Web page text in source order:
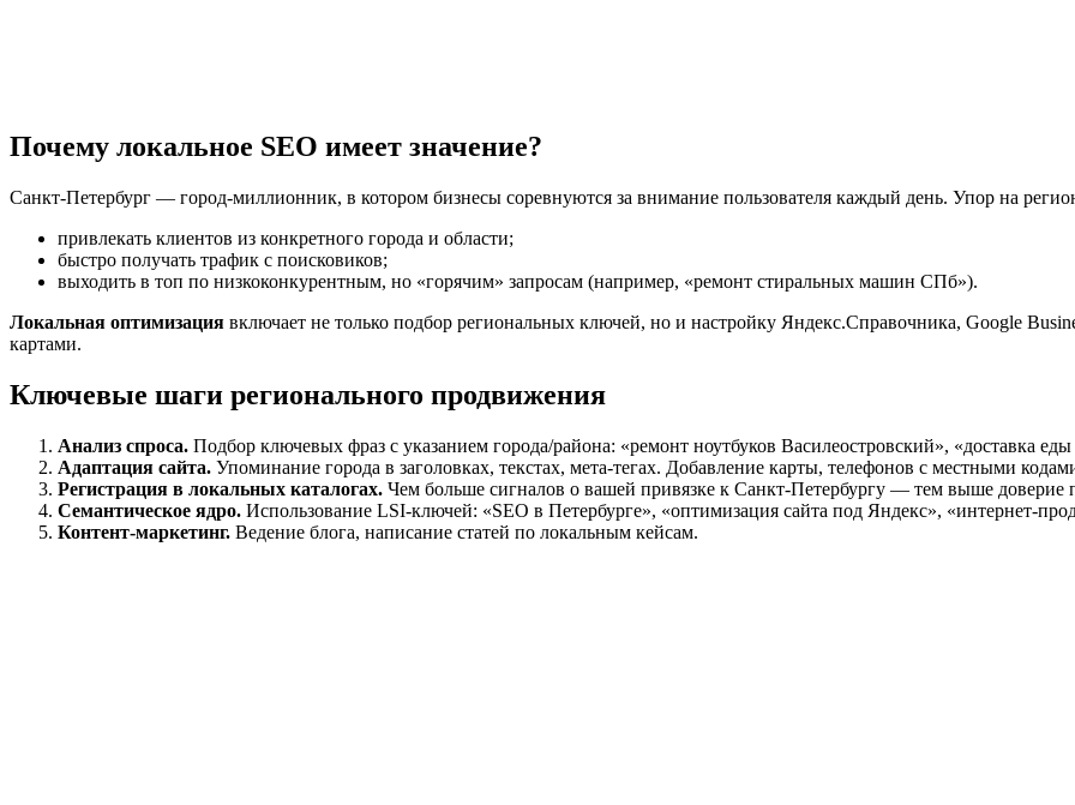
Почему локальное SEO имеет значение?
Санкт-Петербург — город-миллионник, в котором бизнесы соревнуются за внимание пользователя каждый день. Упор на
привлекать клиентов из конкретного города и области;
быстро получать трафик с поисковиков;
выходить в топ по низкоконкурентным, но «горячим» запросам (например, «ремонт стиральных машин СПб»).
Локальная оптимизация включает не только подбор региональных ключей, но и настройку Яндекс.Справочника, Google
картами.
Ключевые шаги регионального продвижения
Анализ спроса. Подбор ключевых фраз с указанием города/района: «ремонт ноутбуков Василеостровский», «доставка
Адаптация сайта. Упоминание города в заголовках, текстах, мета-тегах. Добавление карты, телефонов с местными
Регистрация в локальных каталогах. Чем больше сигналов о вашей привязке к Санкт-Петербургу — тем выше доверие
Семантическое ядро. Использование LSI-ключей: «SEO в Петербурге», «оптимизация сайта под Яндекс», «интернет-
Контент-маркетинг. Ведение блога, написание статей по локальным кейсам.